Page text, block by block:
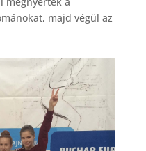
majd végül az